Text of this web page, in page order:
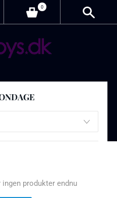
0
produkter endnu